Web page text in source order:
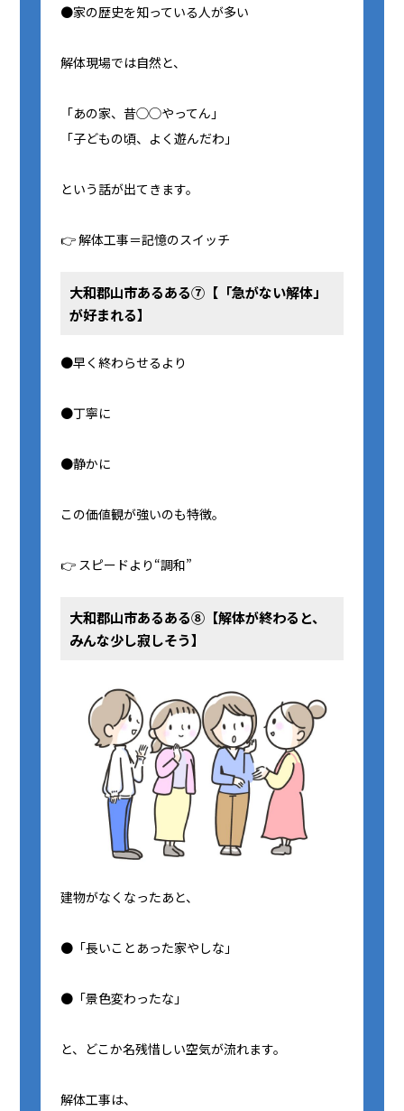
●家の歴史を知っている人が多い
解体現場では自然と、
「あの家、昔◯◯やってん」
「子どもの頃、よく遊んだわ」
という話が出てきます。
👉 解体工事＝記憶のスイッチ
大和郡山市あるある⑦【「急がない解体」
が好まれる】
●早く終わらせるより
●丁寧に
●静かに
この価値観が強いのも特徴。
👉 スピードより“調和”
大和郡山市あるある⑧【解体が終わると、
みんな少し寂しそう】
建物がなくなったあと、
●「長いことあった家やしな」
●「景色変わったな」
と、どこか名残惜しい空気が流れます。
解体工事は、